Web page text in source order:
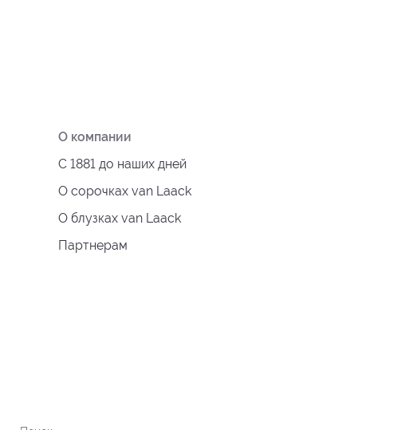
О компании
С 1881 до наших дней
О сорочках van Laack
О блузках van Laack
Партнерам